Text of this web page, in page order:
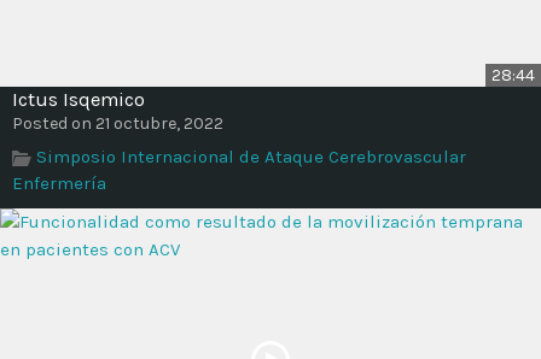
28:44
Ictus Isqemico
Posted on 21 octubre, 2022
Simposio Internacional de Ataque Cerebrovascular
Enfermería